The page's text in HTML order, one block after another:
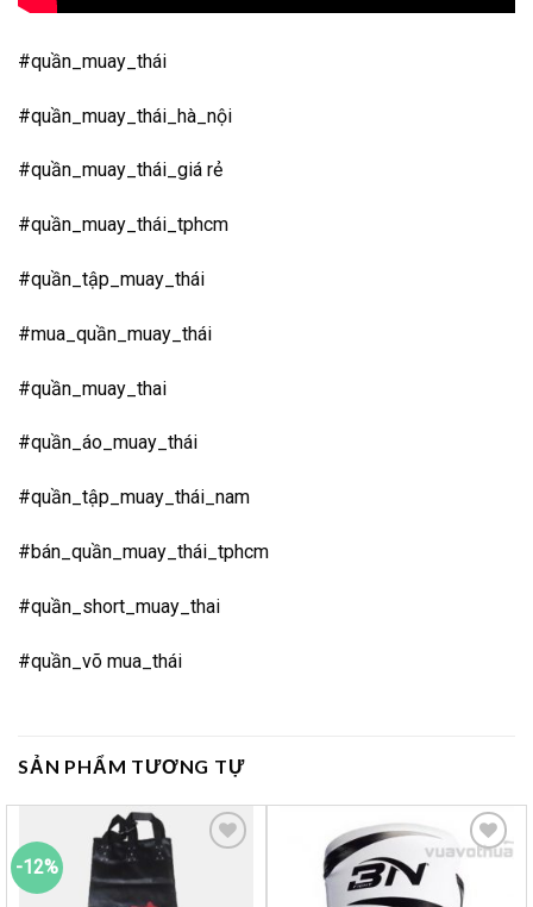
#quần_muay_thái
#quần_muay_thái_hà_nội
#quần_muay_thái_giá rẻ
#quần_muay_thái_tphcm
#quần_tập_muay_thái
#mua_quần_muay_thái
#quần_muay_thai
#quần_áo_muay_thái
#quần_tập_muay_thái_nam
#bán_quần_muay_thái_tphcm
#quần_short_muay_thai
#quần_võ mua_thái
SẢN PHẨM TƯƠNG TỰ
-12%